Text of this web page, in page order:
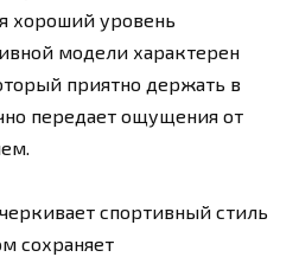
хороший уровень
модели характерен
приятно держать в
передает ощущения от
спортивный стиль
сохраняет